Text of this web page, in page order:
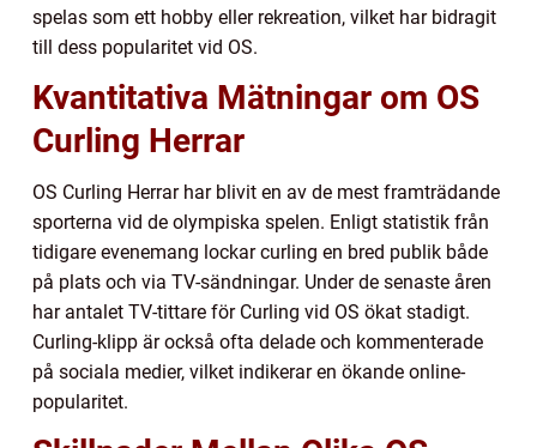
spelas som ett hobby eller rekreation, vilket har bidragit
till dess popularitet vid OS.
Kvantitativa Mätningar om OS
Curling Herrar
OS Curling Herrar har blivit en av de mest framträdande
sporterna vid de olympiska spelen. Enligt statistik från
tidigare evenemang lockar curling en bred publik både
på plats och via TV-sändningar. Under de senaste åren
har antalet TV-tittare för Curling vid OS ökat stadigt.
Curling-klipp är också ofta delade och kommenterade
på sociala medier, vilket indikerar en ökande online-
popularitet.